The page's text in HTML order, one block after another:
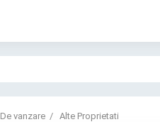
De vanzare Alte Proprietati